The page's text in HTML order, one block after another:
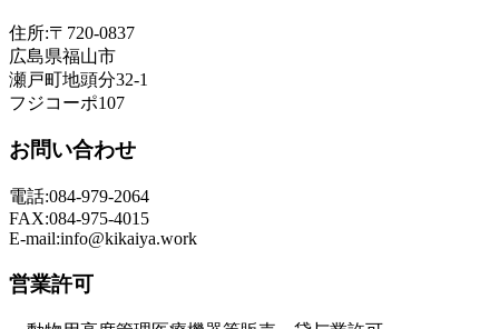
住所:〒720-0837
広島県福山市
瀬戸町地頭分32-1
フジコーポ107
お問い合わせ
電話:084-979-2064
FAX:084-975-4015
E-mail:info@kikaiya.work
営業許可